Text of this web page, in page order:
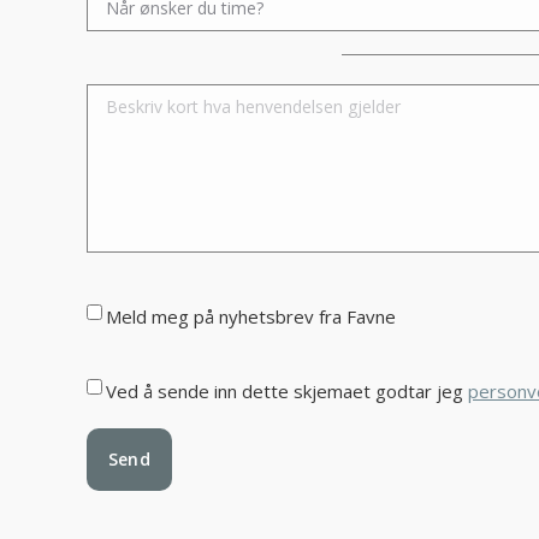
Meld meg på nyhetsbrev fra Favne
Ved å sende inn dette skjemaet godtar jeg